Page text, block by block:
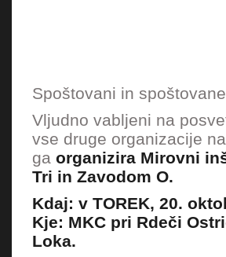
Spoštovani in
Vljudno vabljeni na
vse druge organizacije
gaorganizira Mirovni
Tri in Zavodom O.
Kdaj: v TOREK, 20.
Kje: MKC pri Rdeči
Loka.